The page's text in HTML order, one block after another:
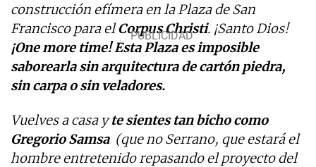
construcción efímera en la Plaza de San
Francisco para elCorpus Christi. ¡Santo Dios!
¡One more time!Esta Plaza es imposible
saborearla sin arquitectura de cartón piedra,
sin carpa o sin veladores.
Vuelves a casa yte sientes tan bicho como
Gregorio Samsa (que no Serrano, que estará el
hombre entretenido repasando el proyecto del